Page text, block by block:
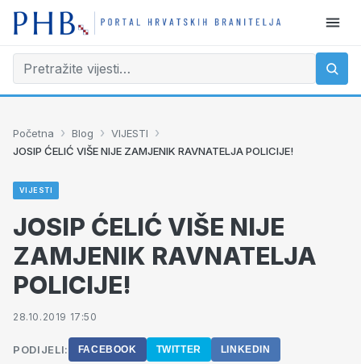
Početna › Blog › VIJESTI ›
JOSIP ĆELIĆ VIŠE NIJE ZAMJENIK RAVNATELJA POLICIJE!
VIJESTI
JOSIP ĆELIĆ VIŠE NIJE
ZAMJENIK RAVNATELJA
POLICIJE!
28.10.2019 17:50
PODIJELI: FACEBOOK TWITTER LINKEDIN